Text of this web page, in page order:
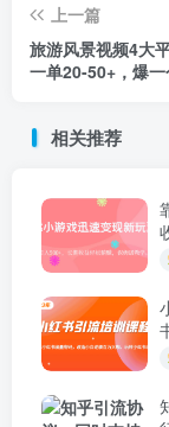
上一篇
旅游风景视频4大
一单20-50+，爆
相关推荐